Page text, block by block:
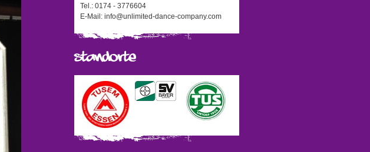
Tel.: 0174 - 3776604
E-Mail: info@unlimited-dance-company.com